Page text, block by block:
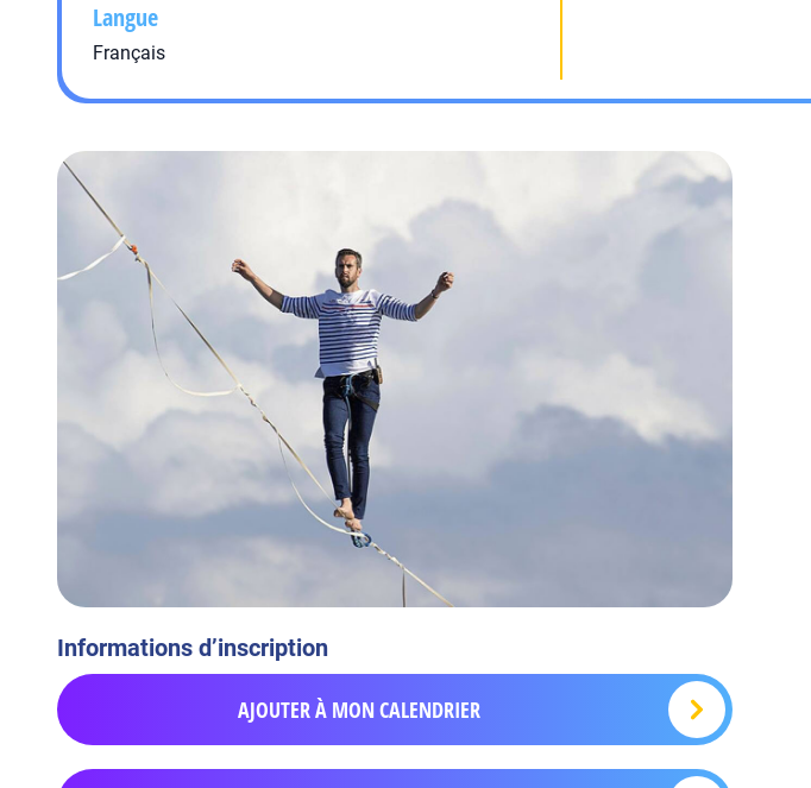
Langue
Français
Informations d’inscription
AJOUTER À MON CALENDRIER